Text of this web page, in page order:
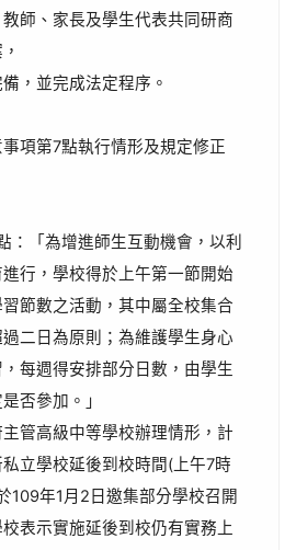
師、家長及學生代表共同研商
，並完成法定程序。
項第7點執行情形及規定修正
：「為增進師生互動機會，以利
行，學校得於上午第一節開始
習節數之活動，其中屬全校集合
二日為原則；為維護學生身心
每週得安排部分日數，由學生
否參加。」
管高級中等學校辦理情形，計
立學校延後到校時間(上午7時
109年1月2日邀集部分學校召開
表示實施延後到校仍有實務上